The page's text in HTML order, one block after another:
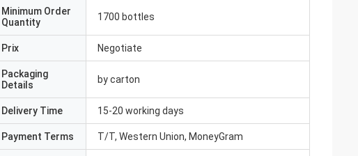
Minimum Order
Quantity
1700 bottles
Prix Negotiate
Packaging
Details
by carton
Delivery Time 15-20 working days
Payment Terms T/T, Western Union, MoneyGram